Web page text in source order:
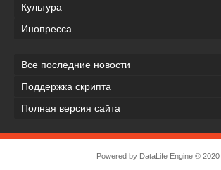
Культура
Инопресса
Все последние новости
Поддержка скрипта
Полная версия сайта
Powered by DataLife Engine© 2020